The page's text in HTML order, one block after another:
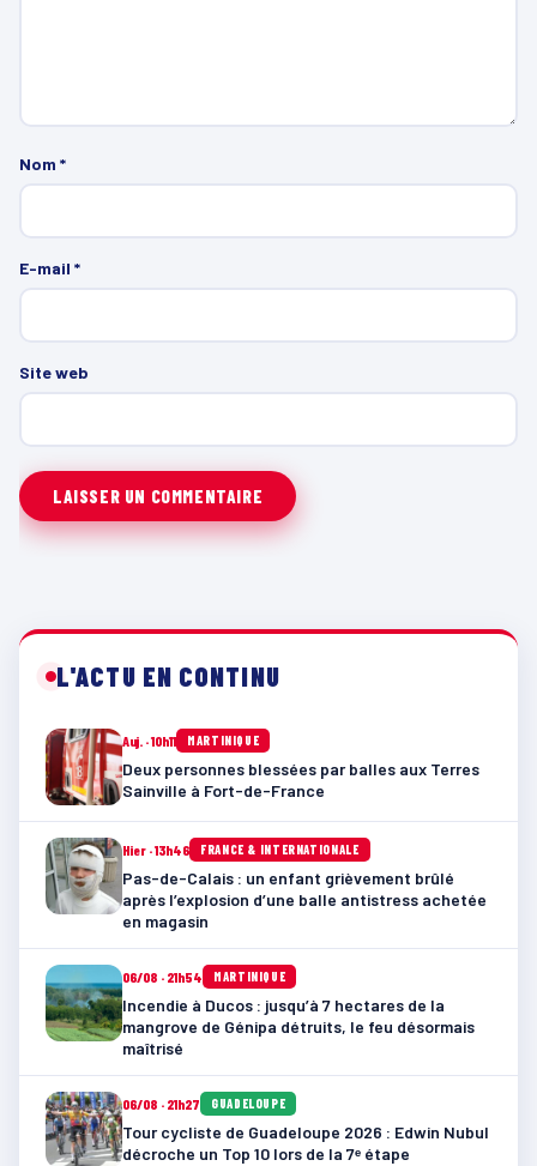
Nom *
E-mail *
Site web
L'ACTU EN CONTINU
Auj. · 10h11 MARTINIQUE
Deux personnes blessées par balles aux Terres
Sainville à Fort-de-France
Hier · 13h46 FRANCE & INTERNATIONALE
Pas-de-Calais : un enfant grièvement brûlé
après l’explosion d’une balle antistress achetée
en magasin
06/08 · 21h54 MARTINIQUE
Incendie à Ducos : jusqu’à 7 hectares de la
mangrove de Génipa détruits, le feu désormais
maîtrisé
06/08 · 21h27 GUADELOUPE
Tour cycliste de Guadeloupe 2026 : Edwin Nubul
décroche un Top 10 lors de la 7ᵉ étape